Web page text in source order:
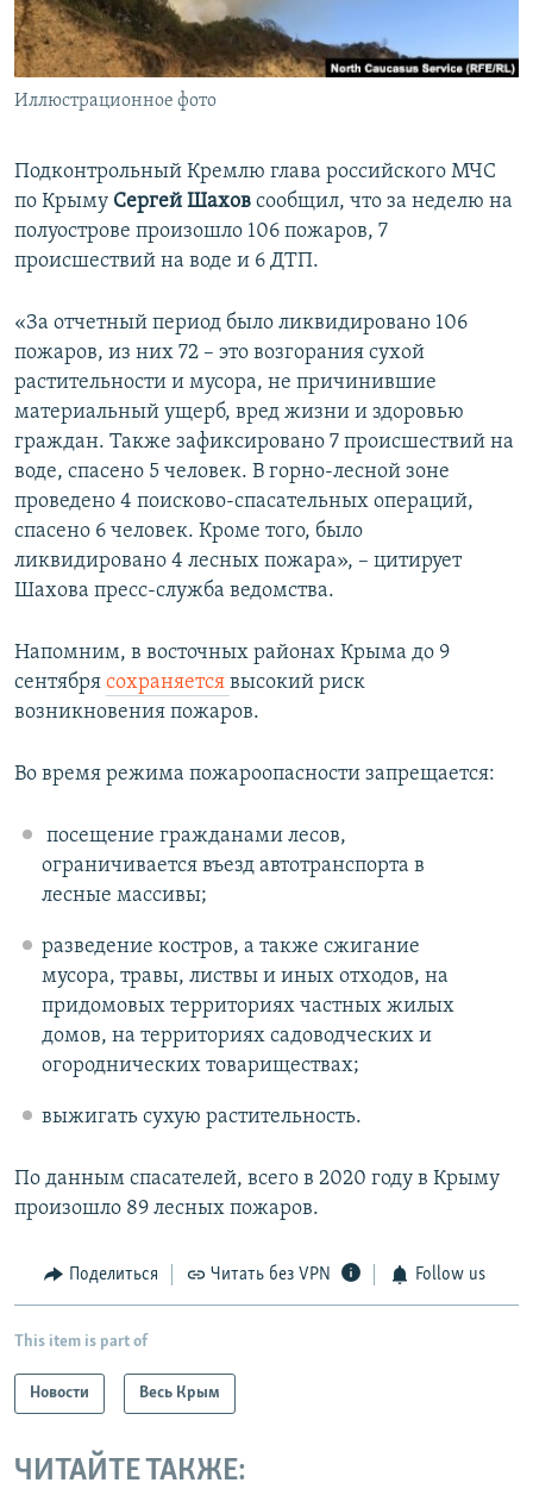
ПОБЕДИТЕЛЕЙ НЕ СУДЯТ?
КРЫМ.НЕПОКОРЕННЫЙ
ELIFBE
ПРИСОЕДИНЯЙТЕСЬ!
Все сайты RFE/RL
Иллюстрационное фото
Подконтрольный Кремлю глава российского МЧС
по Крыму Сергей Шахов сообщил, что за неделю на
полуострове произошло 106 пожаров, 7
происшествий на воде и 6 ДТП.
«За отчетный период было ликвидировано 106
пожаров, из них 72 – это возгорания сухой
растительности и мусора, не причинившие
материальный ущерб, вред жизни и здоровью
граждан. Также зафиксировано 7 происшествий на
воде, спасено 5 человек. В горно-лесной зоне
проведено 4 поисково-спасательных операций,
спасено 6 человек. Кроме того, было
ликвидировано 4 лесных пожара», – цитирует
Шахова пресс-служба ведомства.
Напомним, в восточных районах Крыма до 9
сентября сохраняется высокий риск
возникновения пожаров.
Во время режима пожароопасности запрещается:
посещение гражданами лесов,
ограничивается въезд автотранспорта в
лесные массивы;
разведение костров, а также сжигание
мусора, травы, листвы и иных отходов, на
придомовых территориях частных жилых
домов, на территориях садоводческих и
огороднических товариществах;
выжигать сухую растительность.
По данным спасателей, всего в 2020 году в Крыму
произошло 89 лесных пожаров.
Поделиться Читать без VPN Follow us
This item is part of
Новости Весь Крым
ЧИТАЙТЕ ТАКЖЕ: